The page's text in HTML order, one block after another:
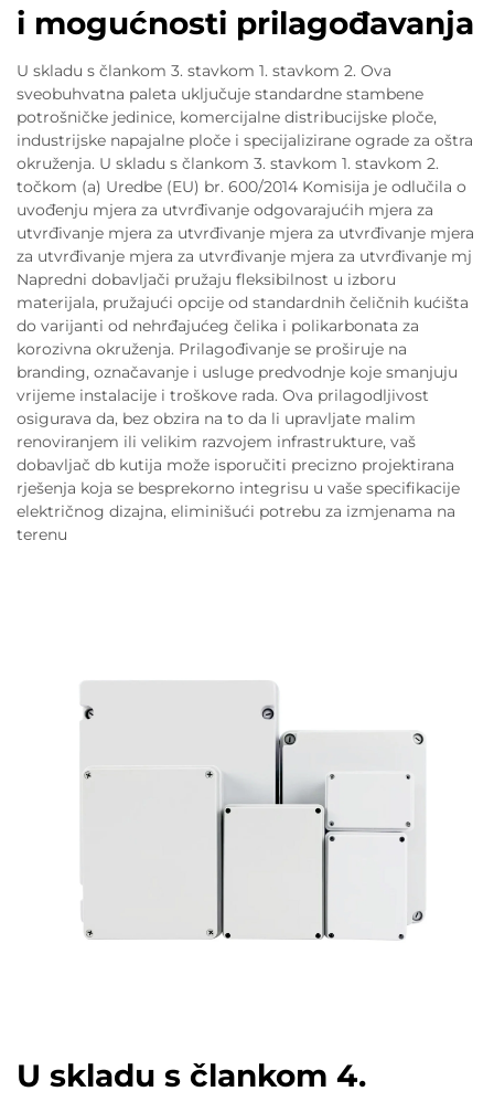
i mogućnosti prilagođavanja
U skladu s člankom 3. stavkom 1. stavkom 2. Ova
sveobuhvatna paleta uključuje standardne stambene
potrošničke jedinice, komercijalne distribucijske ploče,
industrijske napajalne ploče i specijalizirane ograde za oštra
okruženja. U skladu s člankom 3. stavkom 1. stavkom 2.
točkom (a) Uredbe (EU) br. 600/2014 Komisija je odlučila o
uvođenju mjera za utvrđivanje odgovarajućih mjera za
utvrđivanje mjera za utvrđivanje mjera za utvrđivanje mjera
za utvrđivanje mjera za utvrđivanje mjera za utvrđivanje mj
Napredni dobavljači pružaju fleksibilnost u izboru
materijala, pružajući opcije od standardnih čeličnih kućišta
do varijanti od nehrđajućeg čelika i polikarbonata za
korozivna okruženja. Prilagođivanje se proširuje na
branding, označavanje i usluge predvodnje koje smanjuju
vrijeme instalacije i troškove rada. Ova prilagodljivost
osigurava da, bez obzira na to da li upravljate malim
renoviranjem ili velikim razvojem infrastrukture, vaš
dobavljač db kutija može isporučiti precizno projektirana
rješenja koja se besprekorno integrisu u vaše specifikacije
električnog dizajna, eliminišući potrebu za izmjenama na
terenu
U skladu s člankom 4.